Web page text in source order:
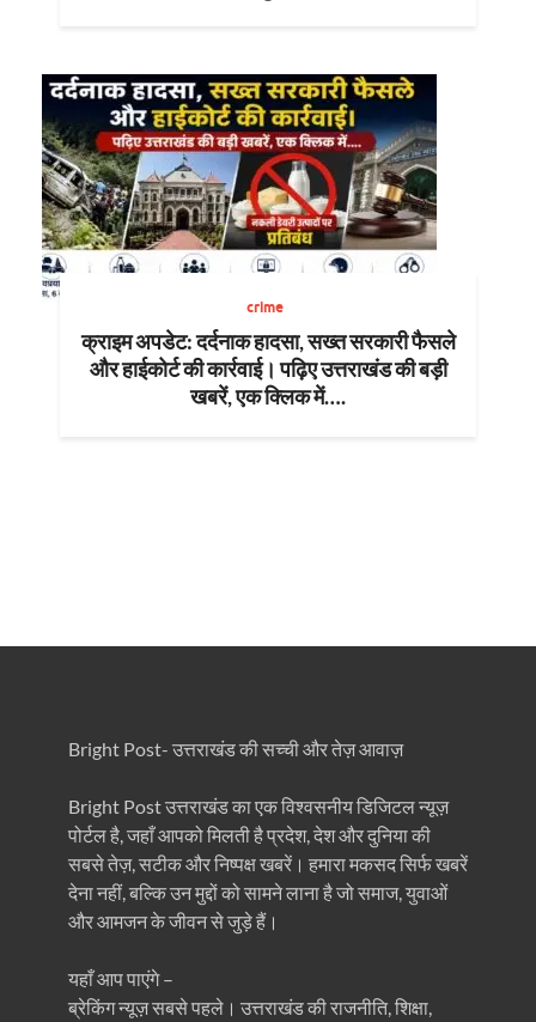
crime
क्राइम अपडेट: दर्दनाक हादसा, सख्त सरकारी फैसले
और हाईकोर्ट की कार्रवाई। पढ़िए उत्तराखंड की बड़ी
खबरें, एक क्लिक में….
Bright Post- उत्तराखंड की सच्ची और तेज़ आवाज़
Bright Post उत्तराखंड का एक विश्वसनीय डिजिटल न्यूज़
पोर्टल है, जहाँ आपको मिलती है प्रदेश, देश और दुनिया की
सबसे तेज़, सटीक और निष्पक्ष खबरें। हमारा मकसद सिर्फ खबरें
देना नहीं, बल्कि उन मुद्दों को सामने लाना है जो समाज, युवाओं
और आमजन के जीवन से जुड़े हैं।
यहाँ आप पाएंगे –
ब्रेकिंग न्यूज़ सबसे पहले। उत्तराखंड की राजनीति, शिक्षा,